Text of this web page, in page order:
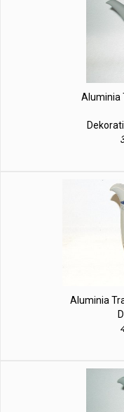
Aluminia
Aluminia